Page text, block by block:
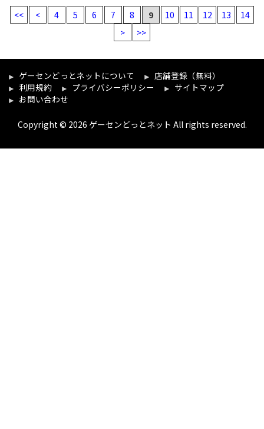
<< < 4 5 6 7 8 9 10 11 12 13
14
>
>>
ゲーセンどっとネットについて
店舗登録（無料）
利用規約
プライバシーポリシー
サイトマップ
お問い合わせ
Copyright © 2026 ゲーセンどっとネット All rights reserved.